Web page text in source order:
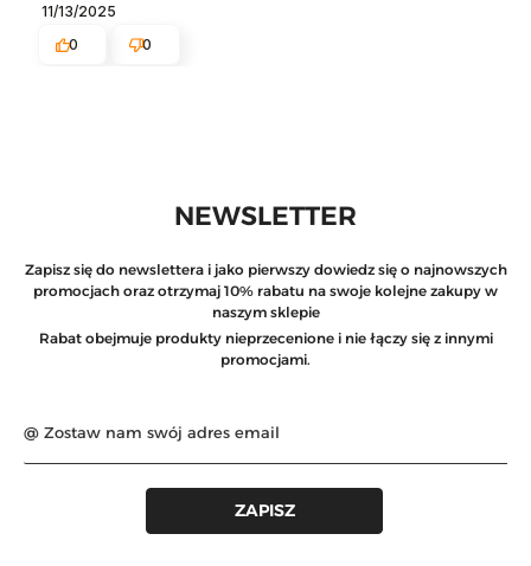
11/13/2025
0
0
NEWSLETTER
Zapisz się do newslettera i jako pierwszy dowiedz się o najnowszych
promocjach oraz otrzymaj 10% rabatu na swoje kolejne zakupy w
naszym sklepie
Rabat obejmuje produkty nieprzecenione i nie łączy się z innymi
promocjami.